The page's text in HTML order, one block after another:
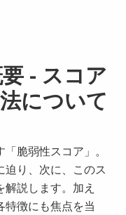
- スコア
について
脆弱性スコア」。
迫り、次に、このス
説します。加え
特徴にも焦点を当